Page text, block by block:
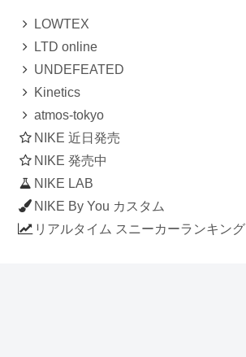
LOWTEX
LTD online
UNDEFEATED
Kinetics
atmos-tokyo
NIKE 近日発売
NIKE 発売中
NIKE LAB
NIKE By You カスタム
リアルタイム スニーカーランキング